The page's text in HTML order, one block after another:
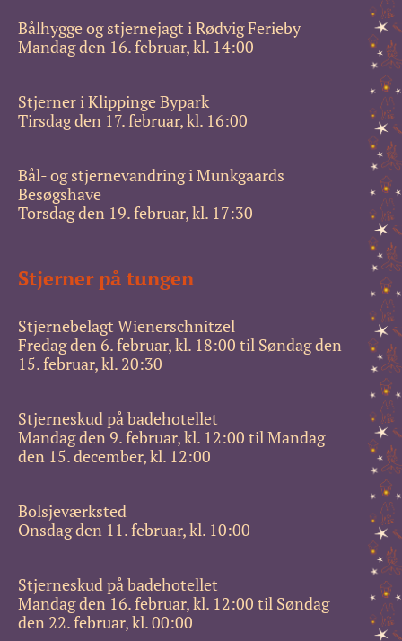
Bålhygge og stjernejagt i Rødvig Ferieby
Mandag den 16. februar, kl. 14:00
Stjerner i Klippinge Bypark
Tirsdag den 17. februar, kl. 16:00
Bål- og stjernevandring i Munkgaards
Besøgshave
Torsdag den 19. februar, kl. 17:30
Stjerner på tungen
Stjernebelagt Wienerschnitzel
Fredag den 6. februar, kl. 18:00 til Søndag den
15. februar, kl. 20:30
Stjerneskud på badehotellet
Mandag den 9. februar, kl. 12:00 til Mandag
den 15. december, kl. 12:00
Bolsjeværksted
Onsdag den 11. februar, kl. 10:00
Stjerneskud på badehotellet
Mandag den 16. februar, kl. 12:00 til Søndag
den 22. februar, kl. 00:00